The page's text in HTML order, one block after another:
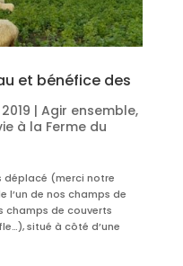
et bénéfice des
| Agir ensemble,
à la Ferme du
déplacé (merci notre
de nos champs de
champs de couverts
situé à côté d’une